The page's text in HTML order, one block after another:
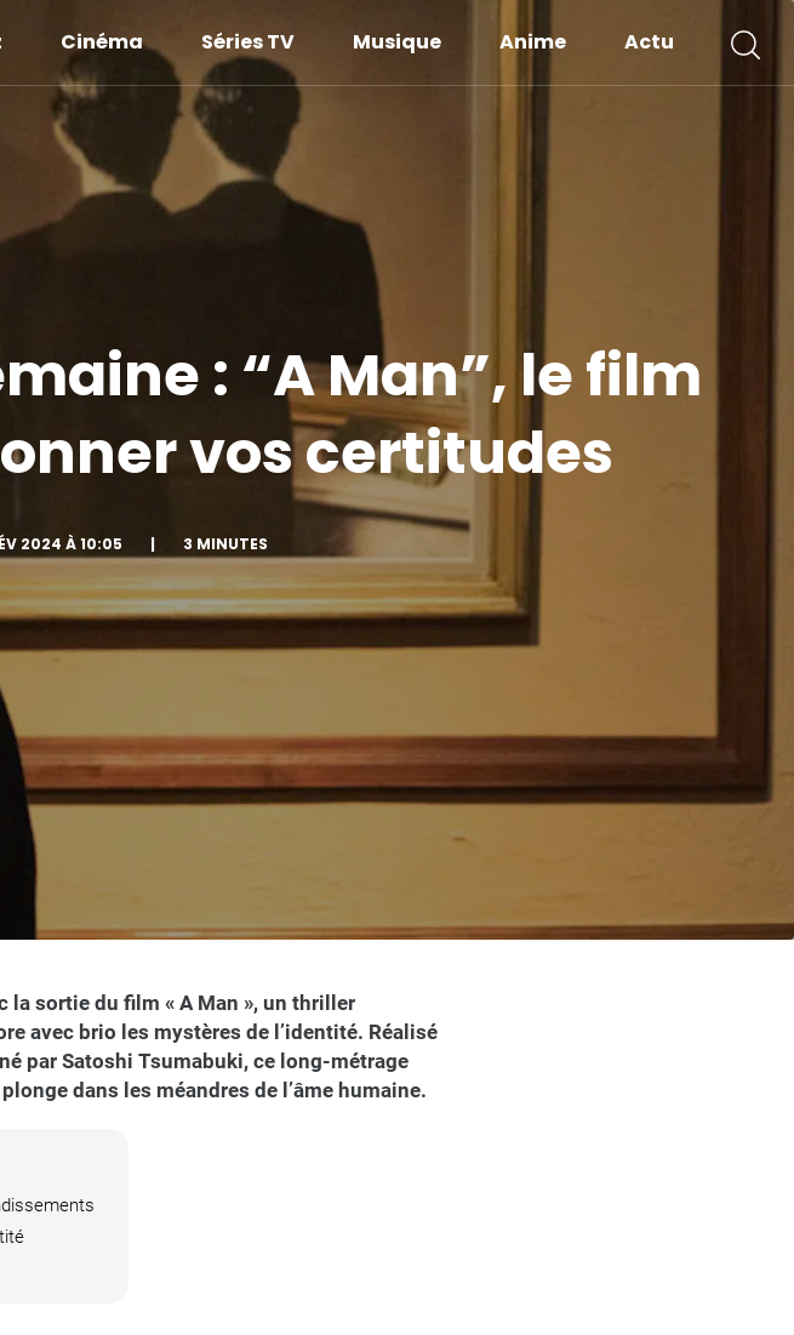
Cinéma Séries TV Musique Anime Actu
: “A Man”, le film
vos certitudes
2024 À 10:05 | 3 MINUTES
la sortie du film « A Man », un thriller
avec brio les mystères de l’identité. Réalisé
par Satoshi Tsumabuki, ce long-métrage
dans les méandres de l’âme humaine.